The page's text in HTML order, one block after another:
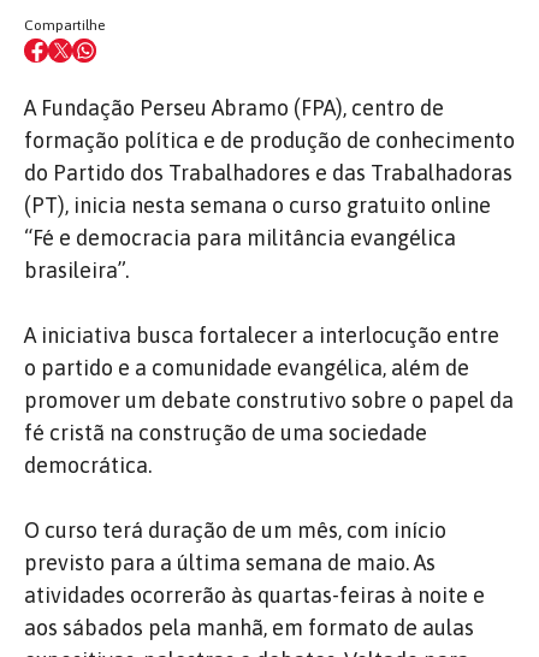
Compartilhe
A Fundação Perseu Abramo (FPA), centro de
formação política e de produção de conhecimento
do Partido dos Trabalhadores e das Trabalhadoras
(PT), inicia nesta semana o curso gratuito online
“Fé e democracia para militância evangélica
brasileira”.
A iniciativa busca fortalecer a interlocução entre
o partido e a comunidade evangélica, além de
promover um debate construtivo sobre o papel da
fé cristã na construção de uma sociedade
democrática.
O curso terá duração de um mês, com início
previsto para a última semana de maio. As
atividades ocorrerão às quartas-feiras à noite e
aos sábados pela manhã, em formato de aulas